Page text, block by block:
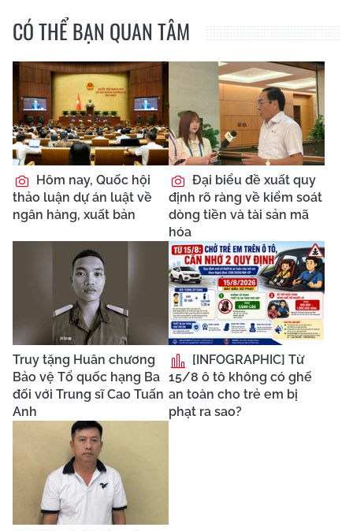
CÓ THỂ BẠN QUAN TÂM
Hôm nay, Quốc hội
thảo luận dự án luật về
ngân hàng, xuất bản
Đại biểu đề xuất quy
định rõ ràng về kiểm soát
dòng tiền và tài sản mã
hóa
Truy tặng Huân chương
Bảo vệ Tổ quốc hạng Ba
đối với Trung sĩ Cao Tuấn
Anh
[INFOGRAPHIC] Từ
15/8 ô tô không có ghế
an toàn cho trẻ em bị
phạt ra sao?